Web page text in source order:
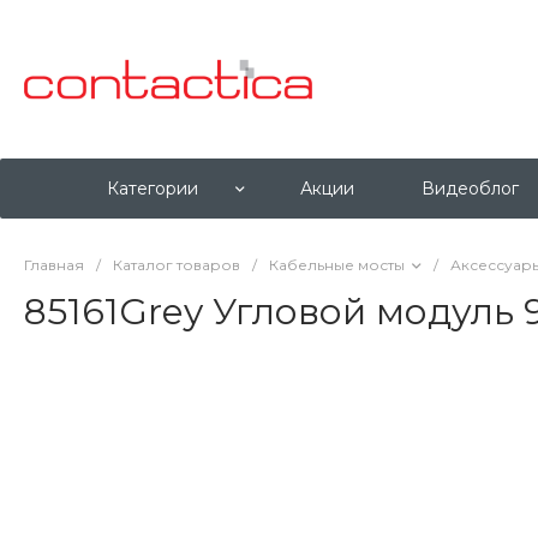
Категории Акции Видеоблог
Главная / Каталог товаров / Кабельные мосты /
85161Grey Угловой модуль